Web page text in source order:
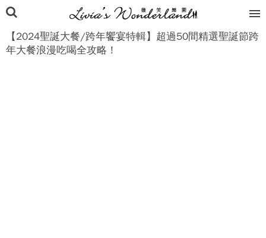
【2024聖誕大餐/跨年饗宴特輯】超過50間精選聖誕節跨
年大餐浪漫吃喝全攻略！